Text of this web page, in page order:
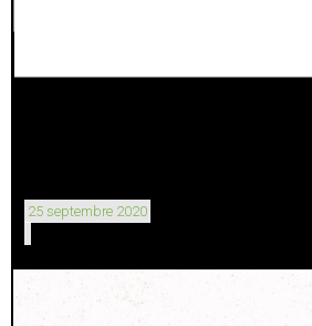
25 septembre 2020